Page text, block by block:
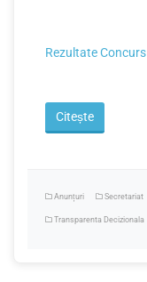
Rezultate Concurs
Citește
Anunțuri Secretariat
Transparenta Decizionala